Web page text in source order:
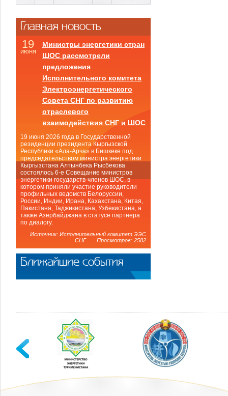
Главная новость
19
июня
Министры энергетики стран
ШОС рассмотрели
предложения
Исполнительного комитета
Электроэнергетического
Совета СНГ по развитию
отраслевого
взаимодействия СНГ и ШОС
19 июня 2026 года в Государственной
резиденции президента Кыргызской
Республики «Ала-Арча» в Бишкеке под
председательством министра энергетики
Кыргызстана Алтынбека Рысбекова
состоялось 6-е Совещание министров
энергетики государств-членов ШОС, в
котором приняли участие руководители
профильных ведомств Белоруссии,
России, Индии, Ирана, Кахахстана, Китая,
Пакистана, Таджикистана, Узбекистана, а
также Азербайджана в статусе партнера
по диалогу.
Источник: Исполнительный комитет ЭЭС
СНГ Просмотров: 2582
Ближайшие события